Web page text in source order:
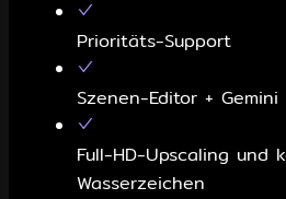
Prioritäts-Support
Szenen-Editor + Gemini
Full-HD-Upscaling und
Wasserzeichen